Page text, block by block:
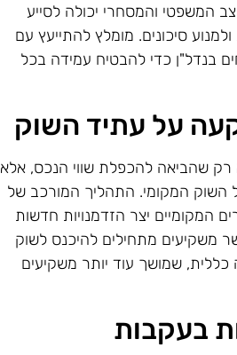
המשפטי והמסחרי יכולה לסייע
סיכונים. מומלץ להתייעץ עם
בנדל"ן כדי להבטיח עמידה בכל
על עתיד השוק
שהביאה להכפלת שווי הנכס, אלא
השוק המקומי. התהליך המורכב של
המקומיים יצר הזדמנויות חדשות
משקיעים מתחילים להיכנס לשוק
שמושך עוד יותר משקיעים
בעקבות